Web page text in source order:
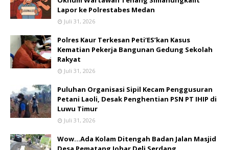
Lapor ke Polrestabes Medan
Juli 31, 2026
Polres Kaur Terkesan Peti‘ES’kan Kasus
Kematian Pekerja Bangunan Gedung Sekolah
Rakyat
Juli 31, 2026
Puluhan Organisasi Sipil Kecam Penggusuran
Petani Laoli, Desak Penghentian PSN PT IHIP di
Luwu Timur
Juli 31, 2026
Wow...Ada Kolam Ditengah Badan Jalan Masjid